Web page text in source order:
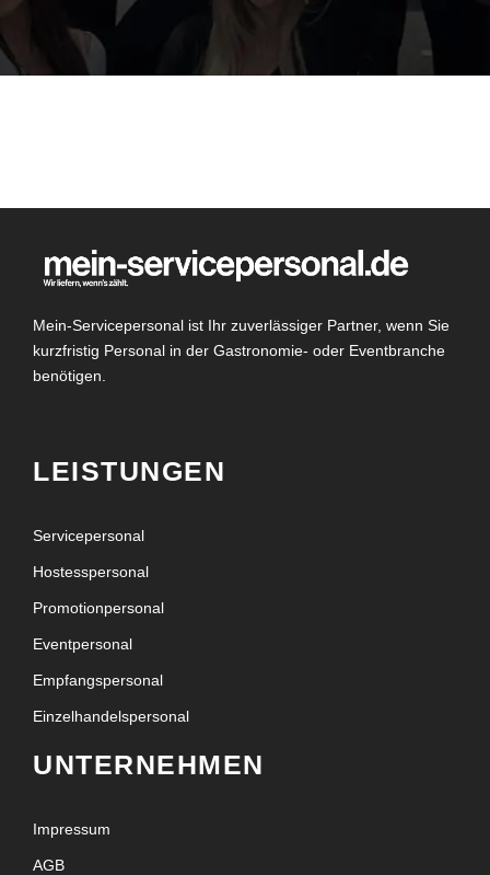
Mein-Servicepersonal ist Ihr zuverlässiger Partner, wenn Sie
kurzfristig Personal in der Gastronomie- oder Eventbranche
benötigen.
LEISTUNGEN
Servicepersonal
Hostesspersonal
Promotionpersonal
Eventpersonal
Empfangspersonal
Einzelhandelspersonal
UNTERNEHMEN
Impressum
AGB